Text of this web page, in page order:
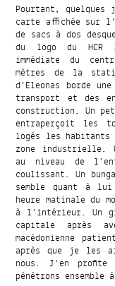
Pourtant, quelques
carte affichée sur
de sacs à dos
du logo du HCR
immédiate du
mètres de la
d’Eleonas borde
transport et des
construction. Un
entraperçoit les
logés les
zone industrielle.
au niveau de
coulissant. Un
semble quant à
heure matinale du
à l’intérieur. Un
capitale après
macédonienne
après que je les
nous. J’en
pénétrons